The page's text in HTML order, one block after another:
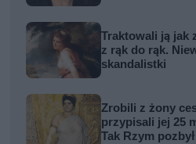
Traktowali ją jak
z rąk do rąk.
skandalistki
Zrobili z żony
przypisali jej 25
Tak Rzym